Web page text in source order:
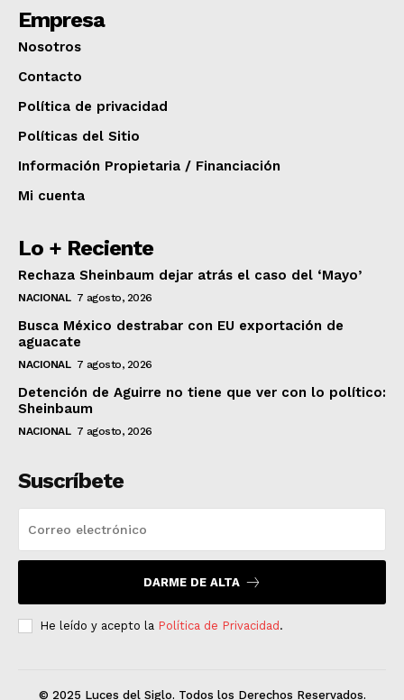
Empresa
Nosotros
Contacto
Política de privacidad
Políticas del Sitio
Información Propietaria / Financiación
Mi cuenta
Lo + Reciente
Rechaza Sheinbaum dejar atrás el caso del ‘Mayo’
NACIONAL 7 agosto, 2026
Busca México destrabar con EU exportación de
aguacate
NACIONAL 7 agosto, 2026
Detención de Aguirre no tiene que ver con lo político:
Sheinbaum
NACIONAL 7 agosto, 2026
Suscríbete
DARME DE ALTA
He leído y acepto la Política de Privacidad .
© 2025 Luces del Siglo. Todos los Derechos Reservados.